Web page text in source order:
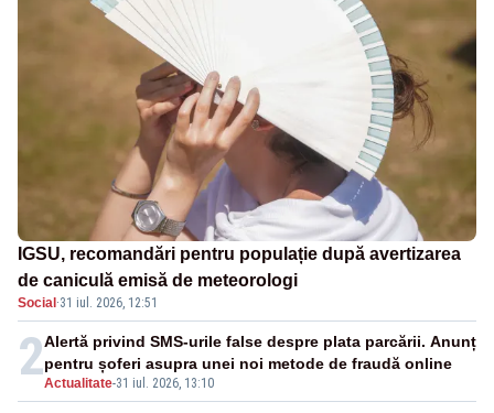
IGSU, recomandări pentru populație după avertizarea
de caniculă emisă de meteorologi
Social ·31 iul. 2026, 12:51
2Actualitate-31 iul. 2026, 13:10
Alertă privind SMS-urile false despre plata parcării. Anunț
pentru șoferi asupra unei noi metode de fraudă online